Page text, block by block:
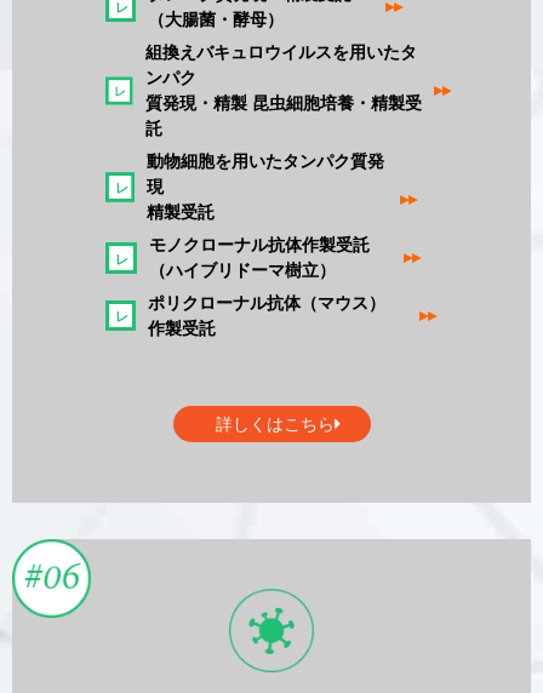
（大腸菌・酵母）
▸▸
組換えバキュロウイルスを用いたタ
ンパク
質発現・精製 昆虫細胞培養・精製受
託
▸▸
動物細胞を用いたタンパク質発
現
精製受託
▸▸
モノクローナル抗体作製受託
（ハイブリドーマ樹立）
▸▸
ポリクローナル抗体（マウス）
作製受託
▸▸
詳しくはこちら